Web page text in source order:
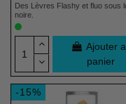
Des Lèvres Flashy et fluo sous
noire.
Ajouter
panier
-15%